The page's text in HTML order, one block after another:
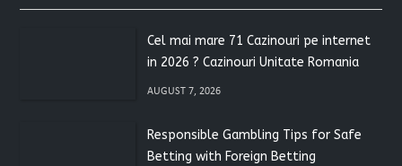
Cel mai mare 71 Cazinouri pe internet
in 2026 ? Cazinouri Unitate Romania
AUGUST 7, 2026
Responsible Gambling Tips for Safe
Betting with Foreign Betting